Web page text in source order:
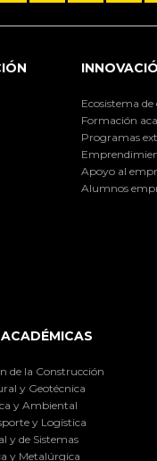
Ecosistema
Formación
Programas
Apoyo al
Alumnos
de la Construcción
y Geotécnica
y Ambiental
y Logística
y de Sistemas
y Metalúrgica